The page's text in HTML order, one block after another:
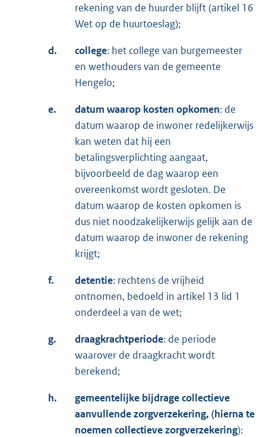
rekening van de huurder blijft (artikel 16
Wet op de huurtoeslag);
d. college: het college van burgemeester
en wethouders van de gemeente
Hengelo;
e. datum waarop kosten opkomen: de
datum waarop de inwoner redelijkerwijs
kan weten dat hij een
betalingsverplichting aangaat,
bijvoorbeeld de dag waarop een
overeenkomst wordt gesloten. De
datum waarop de kosten opkomen is
dus niet noodzakelijkerwijs gelijk aan de
datum waarop de inwoner de rekening
krijgt;
f. detentie: rechtens de vrijheid
ontnomen, bedoeld in artikel 13 lid 1
onderdeel a van de wet;
g. draagkrachtperiode: de periode
waarover de draagkracht wordt
berekend;
h.
gemeentelijke bijdrage collectieve
aanvullende zorgverzekering, (hierna te
noemen collectieve zorgverzekering):